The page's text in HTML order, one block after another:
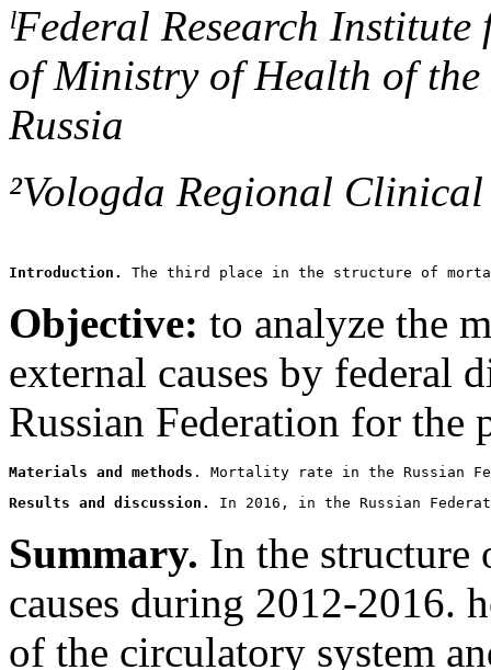
ˡFederal Research
of Ministry of Health of the
Russia
²Vologda Regional
Introduction. The third place in the structure of
Objective: to analyze the
external causes by federal
Russian Federation for the
Materials and methods . Mortality rate in the Russian
Results and discussion.
In 2016, in the Russian
Summary. In the structure
causes during 2012-2016.
of the circulatory system